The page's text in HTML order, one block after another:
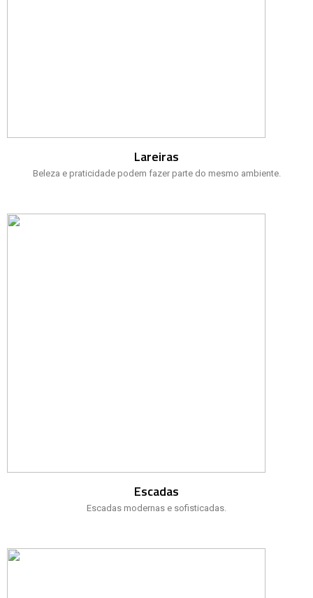
Lareiras
Beleza e praticidade podem fazer parte do mesmo ambiente.
Escadas
Escadas modernas e sofisticadas.